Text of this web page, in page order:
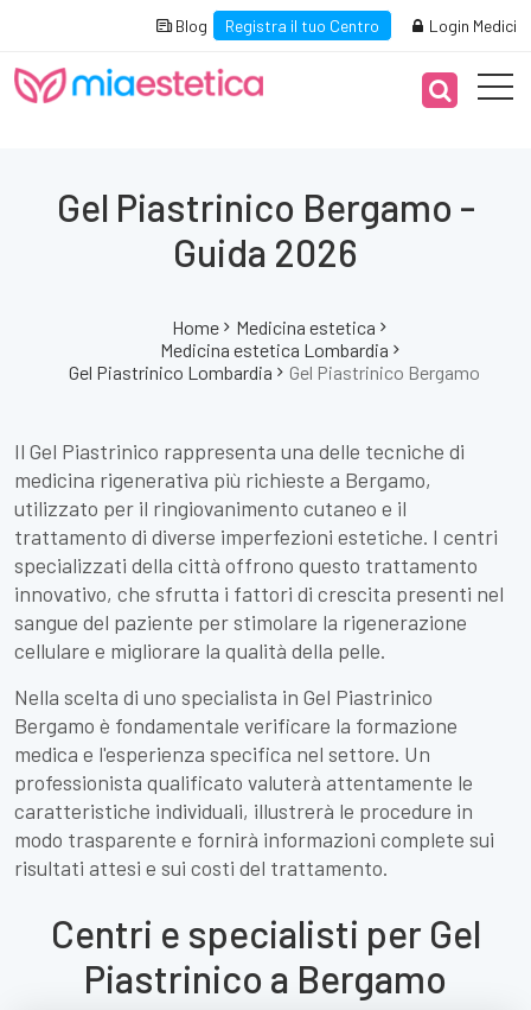
Blog Registra il tuo Centro Login Medici
Gel Piastrinico Bergamo -
Guida 2026
Home
Medicina estetica
Medicina estetica Lombardia
Gel Piastrinico Lombardia
Gel Piastrinico Bergamo
Il Gel Piastrinico rappresenta una delle tecniche di
medicina rigenerativa più richieste a Bergamo,
utilizzato per il ringiovanimento cutaneo e il
trattamento di diverse imperfezioni estetiche. I centri
specializzati della città offrono questo trattamento
innovativo, che sfrutta i fattori di crescita presenti nel
sangue del paziente per stimolare la rigenerazione
cellulare e migliorare la qualità della pelle.
Nella scelta di uno specialista in Gel Piastrinico
Bergamo è fondamentale verificare la formazione
medica e l'esperienza specifica nel settore. Un
professionista qualificato valuterà attentamente le
caratteristiche individuali, illustrerà le procedure in
modo trasparente e fornirà informazioni complete sui
risultati attesi e sui costi del trattamento.
Centri e specialisti per Gel
Piastrinico a Bergamo